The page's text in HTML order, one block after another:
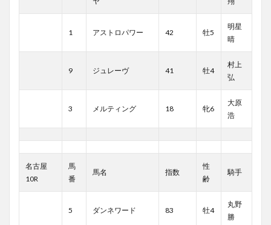
1 アストロパワー 42 牡5
明星
晴
9 ジュレーヴ 41 牡4
村上
弘
3 メルティング 18 牝6
大原
浩
名古屋
10R
馬
番
馬名 指数
性
齢
騎手
5 ダンネワード 83 牡4
丸野
勝